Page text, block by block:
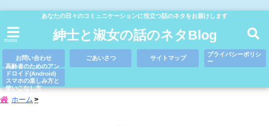
あなたの日々のコミュニケーションに役立つ話のネタをお届けします
menu 紳士と淑女の話のネタBlog
お問い合わせ ごあいさつ サイトマップ
プライバシーポリシ
ー
高齢者のためのアン
ドロイド(Android)
スマホの楽しみ方と
使いこなし方
ホーム